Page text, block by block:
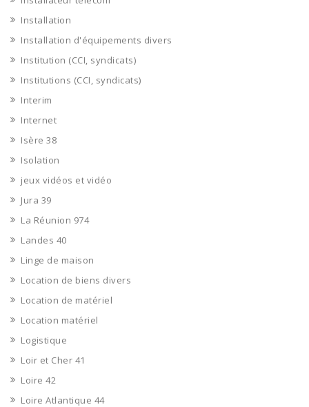
Installation
Installation d'équipements divers
Institution (CCI, syndicats)
Institutions (CCI, syndicats)
Interim
Internet
Isère 38
Isolation
jeux vidéos et vidéo
Jura 39
La Réunion 974
Landes 40
Linge de maison
Location de biens divers
Location de matériel
Location matériel
Logistique
Loir et Cher 41
Loire 42
Loire Atlantique 44